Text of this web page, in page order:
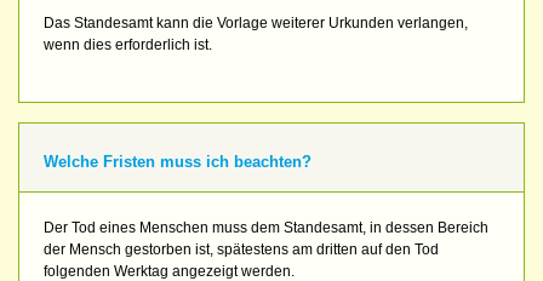
Das Standesamt kann die Vorlage weiterer Urkunden verlangen,
wenn dies erforderlich ist.
Welche Fristen muss ich beachten?
Der Tod eines Menschen muss dem Standesamt, in dessen Bereich
der Mensch gestorben ist, spätestens am dritten auf den Tod
folgenden Werktag angezeigt werden.